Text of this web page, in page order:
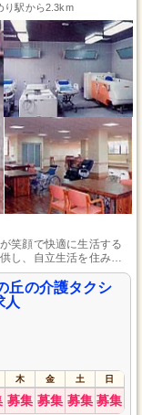
り駅から2.3km
笑顔で快適に生活する
し、自立生活を住み慣
丘の介護タクシ
人
木 金 土 日
募集 募集 募集 募集